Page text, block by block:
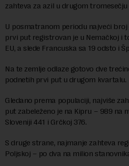
zahteva za azil u drugom tromesečju
U posmatranom periodu najveći
prvi put registrovan je u Nemačkoj i
EU, a slede Francuska sa 19 odsto i
Na te zemlje odlaze gotovo dve
podnetih prvi put u drugom kvartalu.
Gledano prema populaciji, najviše
put zabeleženo je na Kipru – 989 na
Sloveniji 441 i Grčkoj 376.
S druge strane, najmanje zahteva
Poljskoj – po dva na milion